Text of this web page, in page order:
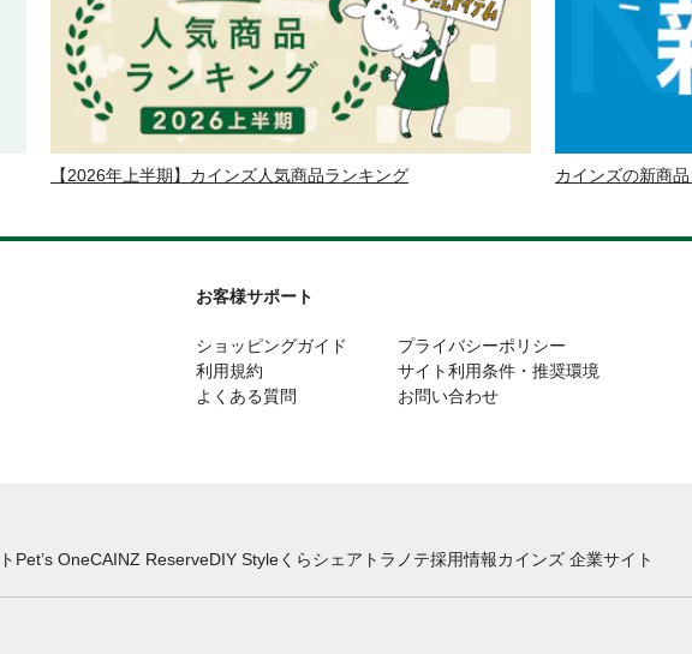
【2026年上半期】カインズ人気商品ランキング カインズの新商
お客様サポート
ショッピングガイド
利用規約
よくある質問
プライバシーポリシー
サイト利用条件・推奨環境
お問い合わせ
Pet’s OneCAINZ ReserveDIY Styleくらシェア トラノテ採用情報カインズ 企業サイト